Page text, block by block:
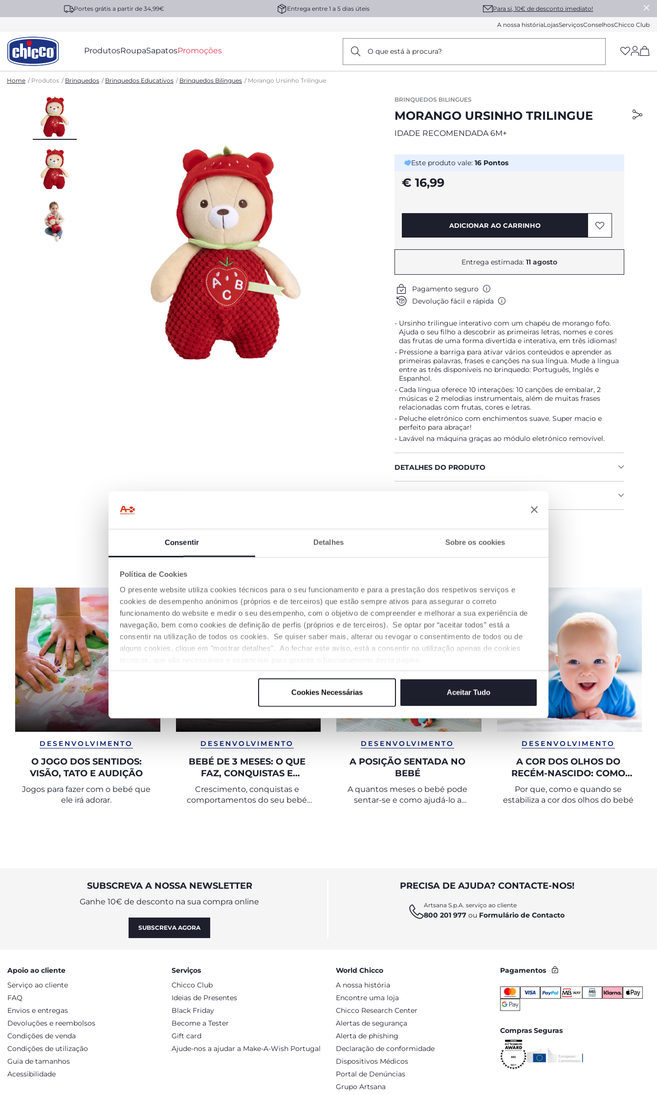
Consentir Detalhes Sobre os cookies
Política de Cookies
O presente website utiliza cookies técnicos para o seu funcionamento e para a prestação dos respetivos serviços e
cookies de desempenho anónimos (próprios e de terceiros) que estão sempre ativos para assegurar o correto
funcionamento do website e medir o seu desempenho, com o objetivo de compreender e melhorar a sua experiência de
navegação, bem como cookies de definição de perfis (próprios e de terceiros). Se optar por “aceitar todos” está a
consentir na utilização de todos os cookies. Se quiser saber mais, alterar ou revogar o consentimento de todos ou de
alguns cookies, clique em "mostrar detalhes". Ao fechar este aviso, está a consentir na utilização apenas de cookies
Cookies Necessárias Aceitar Tudo
Portes grátis a partir de 34,99€ Entrega entre 1 a 5 dias úteis Para si, 10€ de desconto imediato!
A nossa históriaLojasServiçosConselhosChicco Club
ProdutosRoupaSapatosPromoções O que está à procura?
Home Produtos Brinquedos Brinquedos Educativos Brinquedos Bilingues Morango Ursinho Trilingue
BRINQUEDOS BILINGUES
MORANGO URSINHO TRILINGUE
IDADE RECOMENDADA 6M+
Este produto vale: 16 Pontos
€ 16,99
ADICIONAR AO CARRINHO
Entrega estimada: 11 agosto
Pagamento seguro
Devolução fácil e rápida
Ursinho trilingue interativo com um chapéu de morango fofo.
Ajuda o seu filho a descobrir as primeiras letras, nomes e cores
das frutas de uma forma divertida e interativa, em três idiomas!
Pressione a barriga para ativar vários conteúdos e aprender as
primeiras palavras, frases e canções na sua língua. Mude a língua
entre as três disponíveis no brinquedo: Português, Inglês e
Espanhol.
Cada língua oferece 10 interações: 10 canções de embalar, 2
músicas e 2 melodias instrumentais, além de muitas frases
relacionadas com frutas, cores e letras.
Peluche eletrónico com enchimentos suave. Super macio e
perfeito para abraçar!
Lavável na máquina graças ao módulo eletrónico removível.
DETALHES DO PRODUTO
DESENVOLVIMENTO
O JOGO DOS SENTIDOS:
VISÃO, TATO E AUDIÇÃO
Jogos para fazer com o bebé que
ele irá adorar.
DESENVOLVIMENTO
BEBÉ DE 3 MESES: O QUE
FAZ, CONQUISTAS E
BRINQUEDOS ADEQUADOS
Crescimento, conquistas e
comportamentos do seu bebé
DESENVOLVIMENTO
A POSIÇÃO SENTADA NO
BEBÉ
A quantos meses o bebé pode
sentar-se e como ajudá-lo a
DESENVOLVIMENTO
A COR DOS OLHOS DO
RECÉM-NASCIDO: COMO
MUDA E QUANDO SE
DEFINE?
Por que, como e quando se
estabiliza a cor dos olhos do bebé
SUBSCREVA A NOSSA NEWSLETTER
Ganhe 10€ de desconto na sua compra online
SUBSCREVA AGORA
PRECISA DE AJUDA? CONTACTE-NOS!
Artsana S.p.A. serviço ao cliente
800 201 977ou Formulário de Contacto
Apoio ao cliente
Serviço ao cliente
FAQ
Envios e entregas
Devoluções e reembolsos
Condições de venda
Condições de utilização
Guia de tamanhos
Acessibilidade
Serviços
Chicco Club
Ideias de Presentes
Black Friday
Become a Tester
Gift card
Ajude-nos a ajudar a Make-A-Wish Portugal
World Chicco
A nossa história
Encontre uma loja
Chicco Research Center
Alertas de segurança
Alerta de phishing
Declaração de conformidade
Dispositivos Médicos
Portal de Denúncias
Grupo Artsana
Pagamentos
Compras Seguras